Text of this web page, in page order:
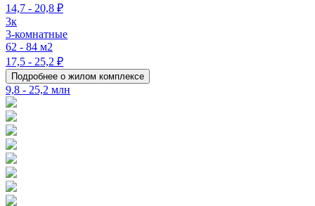
14,7 - 20,8 ₽
3к
3-комнатные
62 - 84 м2
17,5 - 25,2 ₽
Подробнее о жилом комплексе
9,8 - 25,2 млн